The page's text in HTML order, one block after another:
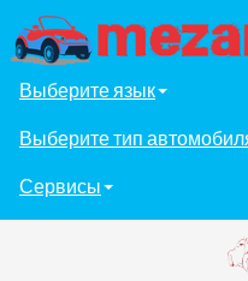
Выберите язык
Выберите тип
Сервисы